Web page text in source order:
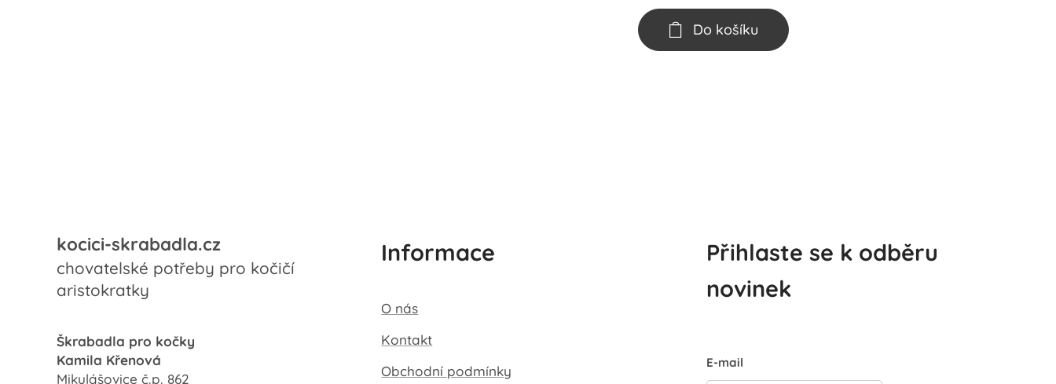
Do košíku
kocici-skrabadla.cz
chovatelské potřeby pro kočičí
aristokratky
Škrabadla pro kočky
Kamila Křenová
Mikulášovice č.p. 862
Informace
O nás
Kontakt
Obchodní podmínky
Přihlaste se k odběru
novinek
E-mail